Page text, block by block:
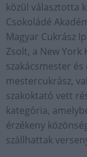
közül választotta
Csokoládé
Magyar Cukrász
Zsolt, a New York
szakácsmester és
mestercukrász,
szakoktató vett
kategória,
érzékeny
szállhattak